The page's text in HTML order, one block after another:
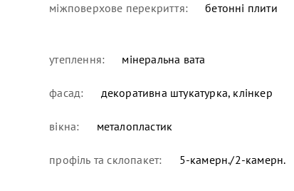
міжповерхове перекриття: бетонні плити
утеплення: мінеральна вата
фасад: декоративна штукатурка, клінкер
вікна: металопластик
профіль та склопакет: 5-камерн./2-камерн.